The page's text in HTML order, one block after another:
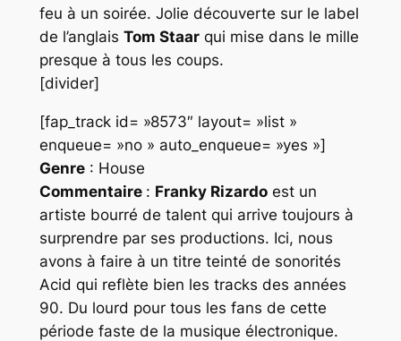
feu à un soirée. Jolie découverte sur le label
de l’anglais Tom Staarqui mise dans le mille
presque à tous les coups.
[divider]
[fap_track id= »8573″ layout= »list »
enqueue= »no » auto_enqueue= »yes »]
Genre: House
Commentaire : Franky Rizardoest un
artiste bourré de talent qui arrive toujours à
surprendre par ses productions. Ici, nous
avons à faire à un titre teinté de sonorités
Acid qui reflète bien les tracks des années
90. Du lourd pour tous les fans de cette
période faste de la musique électronique.